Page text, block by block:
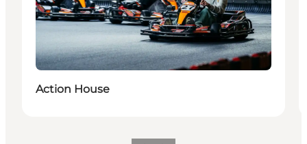
Action House